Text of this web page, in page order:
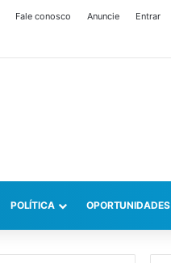
Fale conosco Anuncie Entrar
POLÍTICA OPORTUNIDADES